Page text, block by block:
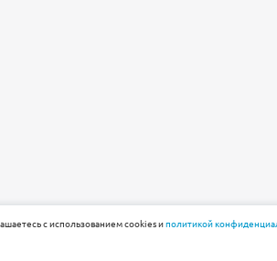
с использованием cookies иполитикой